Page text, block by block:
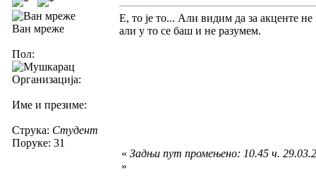
Ван мреже
Пол:
Организација:
Име и презиме:
Струка: Студент
Поруке: 31
Е, то је то... Али видим да за акценте
али у то се баш и не разумем.
« Задњи пут промењено: 10.45 ч.
»